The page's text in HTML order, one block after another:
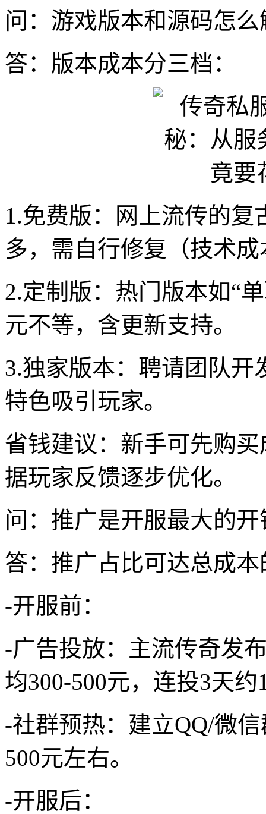
问：游戏版本和源码怎
答：版本成本分三档：
1.免费版：网上流传的复
多，需自行修复（技术
2.定制版：热门版本如“
元不等，含更新支持。
3.独家版本：聘请团队开
特色吸引玩家。
省钱建议：新手可先购
据玩家反馈逐步优化。
问：推广是开服最大的
答：推广占比可达总成
-开服前：
-广告投放：主流传奇发
均300-500元，连投3天约
-社群预热：建立QQ/微
500元左右。
-开服后：